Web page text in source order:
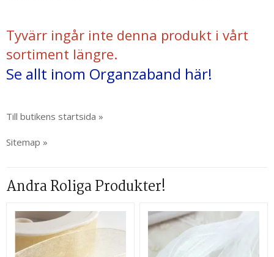
Tyvärr ingår inte denna produkt i vårt
sortiment längre.
Se allt inom Organzaband här!
Till butikens startsida »
Sitemap »
Andra Roliga Produkter!